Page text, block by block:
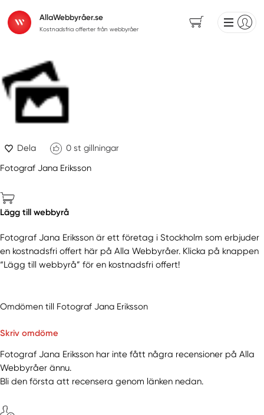
AllaWebbyråer.se
Kostnadsfria offerter från webbyråer
Dela 0 st gillningar
Fotograf Jana Eriksson
Lägg till webbyrå
Fotograf Jana Eriksson är ett företag i Stockholm som erbjuder
en kostnadsfri offert här på Alla Webbyråer. Klicka på knappen
“Lägg till webbyrå” för en kostnadsfri offert!
Omdömen till Fotograf Jana Eriksson
Skriv omdöme
Fotograf Jana Eriksson har inte fått några recensioner på Alla
Webbyråer ännu.
Bli den första att recensera genom länken nedan.